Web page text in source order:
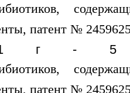
0.1 г - 5 г